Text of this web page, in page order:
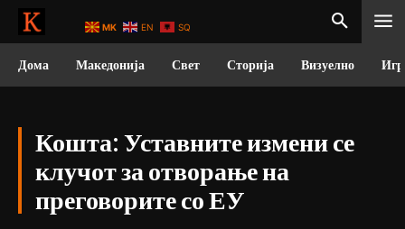
Дома Македонија Свет Сторија Визуелно
Кошта: Уставните измени се
клучот за отворање на
преговорите со ЕУ
MK EN SQ